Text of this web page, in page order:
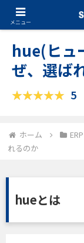
ERP
hue(ヒュ
ぜ、選ば
5
ホーム ERP
れるのか
hueとは
メニュー